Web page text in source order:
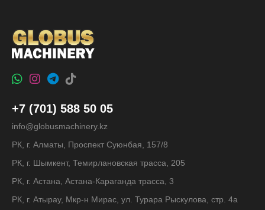
+7 (701) 588 50 05
info@globusmachinery.kz
РК, г. Алматы, Проспект Суюнбая, 157/8
РК, г. Шымкент, Темирлановская трасса, 205
РК, г. Астана, Астана-Караганда трасса, 3
РК, г. Атырау, Мкр-н Мирас, ул. Турара Рыскулова, стр. 4а